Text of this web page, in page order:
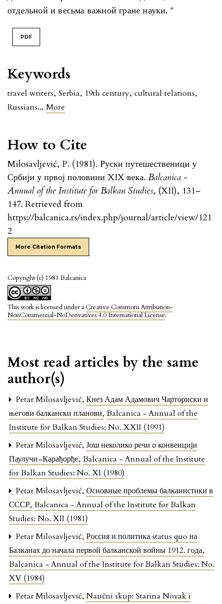
Keywords
travel writers, Serbia, 19th century, cultural relations,
Russians... More
How to Cite
Milosavljević, P. (1981). Руски путешественици у
Србији у првој половини XIX века. Balcanica -
Annual of the Institute for Balkan Studies, (XII), 131–
147. Retrieved from
https://balcanica.rs/index.php/journal/article/view/121
2
More Citation Formats
Copyright (c) 1981 Balcanica
This work is licensed under a Creative Commons Attribution-
NonCommercial-NoDerivatives 4.0 International License.
отдельной и весьма важной гране науки. "
PDF
Most read articles by the same
author(s)
Petar Milosavljević, Кнез Адам Адамович Чарториски и
његови балкански планови, Balcanica - Annual of the
Institute for Balkan Studies: No. XXII (1991)
Petar Milosavljević, Још неколико речи о конвенцији
Паулучи–Карађорђе, Balcanica - Annual of the Institute
for Balkan Studies: No. XI (1980)
Petar Milosavljević, Основные проблемы балканистики в
СССР, Balcanica - Annual of the Institute for Balkan
Studies: No. XII (1981)
Petar Milosavljević, Россия и политика status quo на
Балканах до начала первой балканской войны 1912. года,
Balcanica - Annual of the Institute for Balkan Studies: No.
XV (1984)
Petar Milosavljević, Naučni skup: Starina Novak i